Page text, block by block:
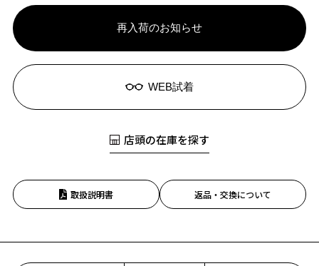
再入荷のお知らせ
WEB試着
店頭の在庫を探す
取扱説明書 返品・交換について